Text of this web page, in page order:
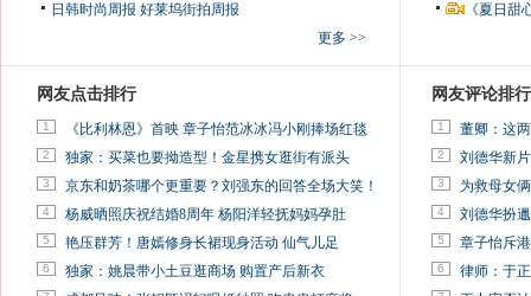
日韩时尚周报 好莱坞街拍周报
更多 >>
《夏日
网友点击排行
1 《比利林恩》首映 章子怡范冰冰冯小刚捧场红毯
2 独家：买菜也要拗造型！金星携女逛街有派头
3 京东和奶茶哪个更重要？刘强东的回答全场大笑！
4 杨威晒照庆祝结婚8周年 杨阳洋轻抚妈妈孕肚
5 艳压群芳！唐嫣修身长裙现身活动 仙气儿足
6 独家：姚晨带小土豆逛商场 购置产后新衣
网友评论排行
1 董卿：这
2 刘德华新
3 为救母女
4 刘德华扮
5 章子怡斥
6 律师：于